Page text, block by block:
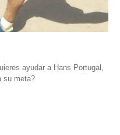
ayudar a Hans Portugal,
su meta?